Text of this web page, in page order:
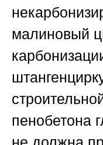
малиновый
пенобетона